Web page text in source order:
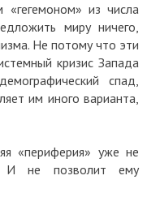
из числа
миру ничего,
Не потому что эти
кризис Запада
спад,
им иного варианта,
«периферия» уже не
И не позволит ему